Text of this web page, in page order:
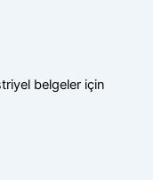
belgeler için